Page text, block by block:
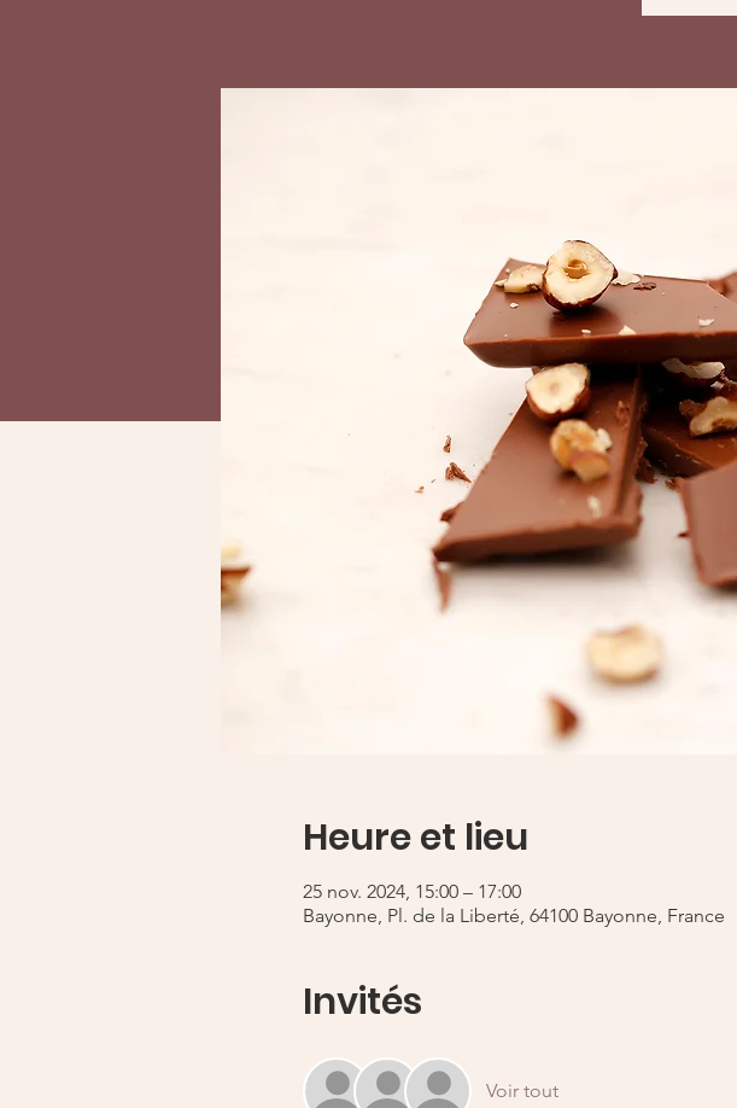
Heure et lieu
25 nov. 2024, 15:00 – 17:00
Bayonne, Pl. de la Liberté, 64100 Bayonne, France
Invités
Voir tout